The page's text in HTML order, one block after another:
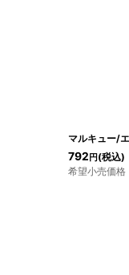
マルキュー/
792 円 (税込)
希望小売価格